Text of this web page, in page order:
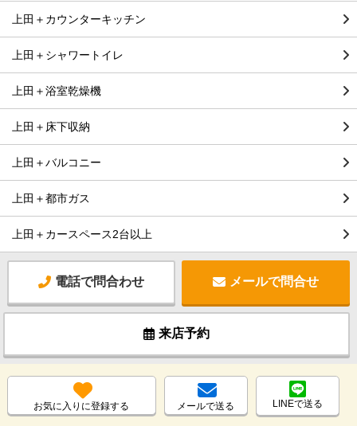
上田＋カウンターキッチン
上田＋シャワートイレ
上田＋浴室乾燥機
上田＋床下収納
上田＋バルコニー
上田＋都市ガス
上田＋カースペース2台以上
電話で問合わせ メールで問合せ
来店予約
お気に入りに登録する メールで送る LINEで送る